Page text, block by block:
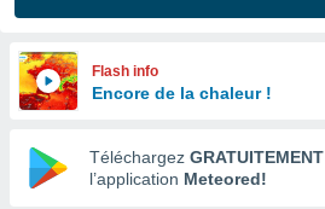
en
Flash info
Encore de la chaleur !
Téléchargez GRATUITEMENT
l’application Meteored!